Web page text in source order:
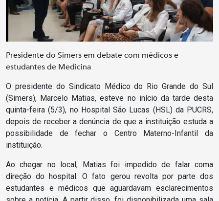
Presidente do Simers em debate com médicos e
estudantes de Medicina
O presidente do Sindicato Médico do Rio Grande do Sul
(Simers), Marcelo Matias, esteve no início da tarde desta
quinta-feira (5/3), no Hospital São Lucas (HSL) da PUCRS,
depois de receber a denúncia de que a instituição estuda a
possibilidade de fechar o Centro Materno-Infantil da
instituição.
Ao chegar no local, Matias foi impedido de falar coma
direção do hospital. O fato gerou revolta por parte dos
estudantes e médicos que aguardavam esclarecimentos